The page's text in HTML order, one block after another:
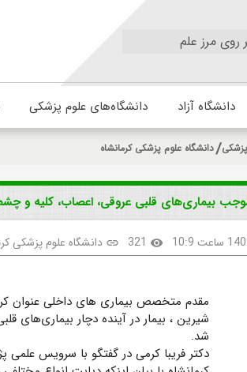
مرز علم
دانشگاه آزاد دانشگاه‌های علوم پزشکی
دانشگاه علوم پزشکی کرمانشاه
بیماری‌های قلبی عروقی، اعصاب، کلیه و
visibility
321
link دانشگاه علوم پزشکی
مقدم متخصص بیماری های داخلی عنوان
شیرین ، بیمار در آینده دچار بیماری‌های
شد.
دکتر فریبا کرمی در گفتگو با سرویس علمی